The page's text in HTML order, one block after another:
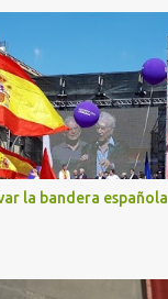
la bandera española